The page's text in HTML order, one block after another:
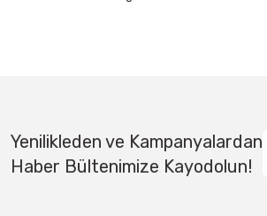
Yenilikleden ve Kampanyalardan
Haber Bültenimize Kayodolun!